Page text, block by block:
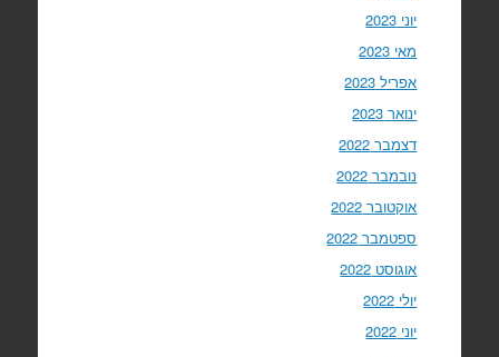
יוני 2023
מאי 2023
אפריל 2023
ינואר 2023
דצמבר 2022
נובמבר 2022
אוקטובר 2022
ספטמבר 2022
אוגוסט 2022
יולי 2022
יוני 2022